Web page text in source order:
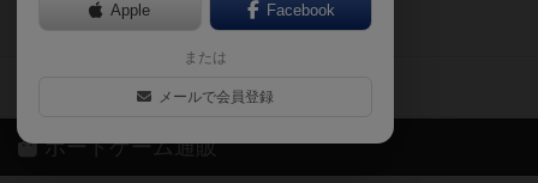
Apple Facebook
または
メールで会員登録
ボードゲーム業界コラム
ボドゲーマご利用案内
ボードゲーム通販